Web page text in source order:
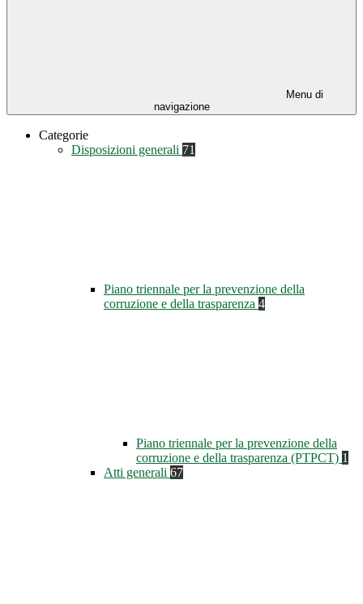
Menu di
navigazione
Categorie
Disposizioni generali 71
Piano triennale per la prevenzione della
corruzione e della trasparenza 4
Piano triennale per la prevenzione della
corruzione e della trasparenza (PTPCT) 1
Atti generali 67